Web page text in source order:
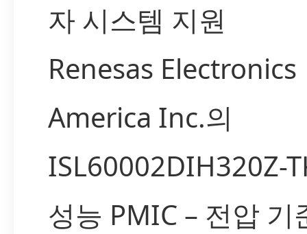
자 시스템 지원
Renesas Electronics
America Inc.의
ISL60002DIH320Z-
성능 PMIC – 전압 기